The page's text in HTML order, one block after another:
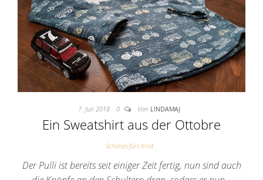
7. Juli 2018 0 Von LINDAMAJ
Ein Sweatshirt aus der Ottobre
Schönes fürs Kind
Der Pulli ist bereits seit einiger Zeit fertig, nun sind auch